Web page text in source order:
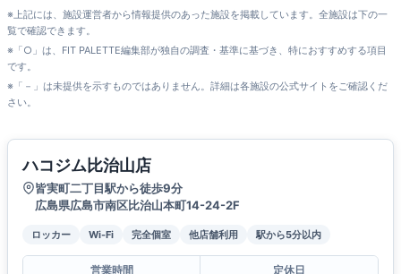
※上記には、施設運営者から情報提供のあった施設を掲載しています。全施設は下の一
覧で確認できます。
※「○」は、FIT PALETTE編集部が独自の調査・基準に基づき、特におすすめする項目
です。
※「－」は未提供を示すものではありません。詳細は各施設の公式サイトをご確認くだ
さい。
ハコジム比治山店
皆実町二丁目駅から徒歩9分
広島県広島市南区比治山本町14-24-2F
ロッカー Wi-Fi 完全個室 他店舗利用 駅から5分以内
営業時間
定休日